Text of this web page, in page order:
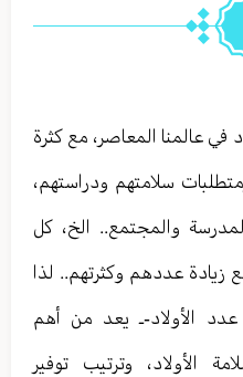
في عالمنا المعاصر، مع كثرة
سلامتهم ودراستهم،
والمجتمع.. الخ، كل
زيادة عددهم وكثرتهم.. لذا
عدد الأولاد-ـ يعد من أهم
الأولاد، وترتيب توفير